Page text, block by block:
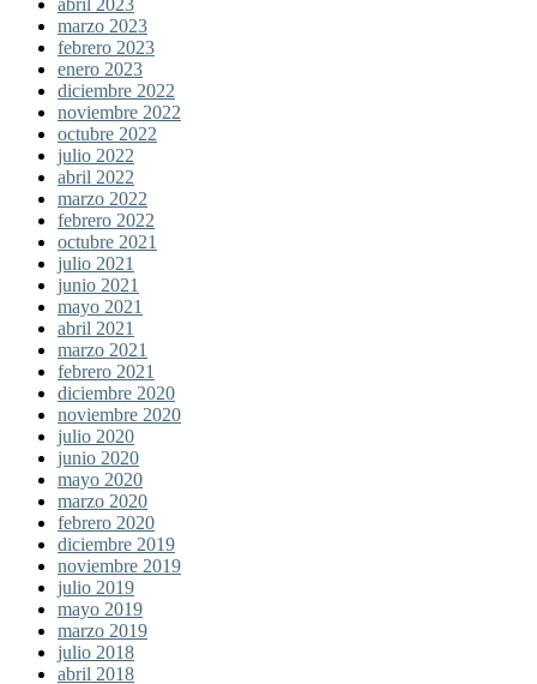
abril 2023
marzo 2023
febrero 2023
enero 2023
diciembre 2022
noviembre 2022
octubre 2022
julio 2022
abril 2022
marzo 2022
febrero 2022
octubre 2021
julio 2021
junio 2021
mayo 2021
abril 2021
marzo 2021
febrero 2021
diciembre 2020
noviembre 2020
julio 2020
junio 2020
mayo 2020
marzo 2020
febrero 2020
diciembre 2019
noviembre 2019
julio 2019
mayo 2019
marzo 2019
julio 2018
abril 2018